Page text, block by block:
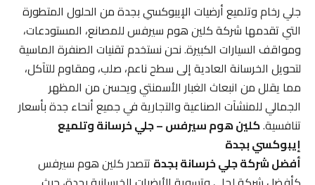
جلي رخام وتلميع أرضيات الإيبوكسي بجدة من الحلول المتطورة
التي تقدمها شركة كلين هوم سيرفس للمصانع، المستودعات،
ومواقف السيارات الكبيرة. نحن نستخدم تقنيات الصنفرة الماسية
لتحويل الخرسانة العادية إلى سطح ناعم، صلب، ومقاوم للتآكل،
مما يقلل من انبعاث الغبار الأسمنتي ويحسن من المظهر
الجمالي للمنشآت الصناعية والتجارية في جميع أنحاء جدة بأسعار
تنافسية.كلين هوم سيرفس – جلي خرسانة وتلميع
إيبوكسي بجدة
أفضل شركة جلي خرسانة بجدةتتصدر كلين هوم سيرفس